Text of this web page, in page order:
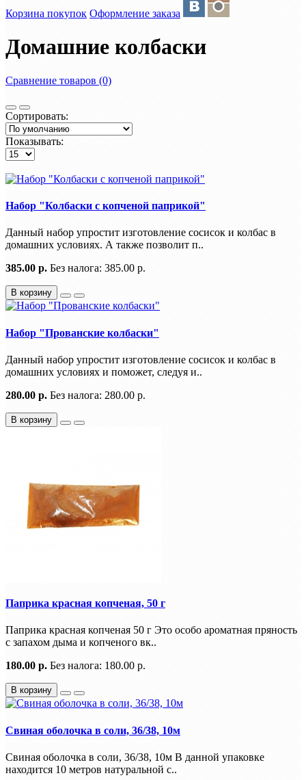
Корзина покупок Оформление заказа
Домашние колбаски
Сравнение товаров (0)
Сортировать:
Показывать:
Набор "Колбаски с копченой паприкой"
Данный набор упростит изготовление сосисок и колбас в
домашних условиях. А также позволит п..
385.00 р. Без налога: 385.00 р.
В корзину
Набор "Прованские колбаски"
Данный набор упростит изготовление сосисок и колбас в
домашних условиях и поможет, следуя и..
280.00 р. Без налога: 280.00 р.
В корзину
Паприка красная копченая, 50 г
Паприка красная копченая 50 г Это особо ароматная пряность
с запахом дыма и копченого вк..
180.00 р. Без налога: 180.00 р.
В корзину
Свиная оболочка в соли, 36/38, 10м
Свиная оболочка в соли, 36/38, 10м В данной упаковке
находится 10 метров натуральной с..